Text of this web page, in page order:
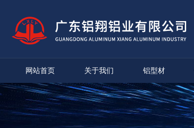
网站首页 关于我们 铝型材